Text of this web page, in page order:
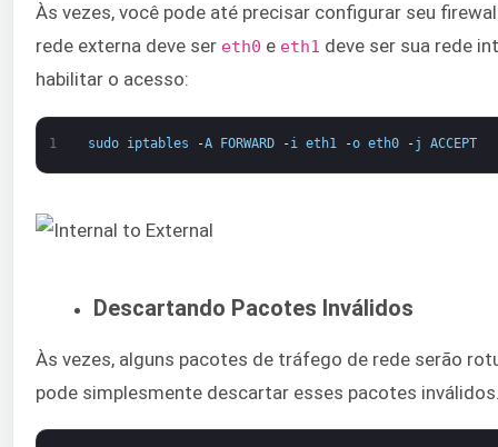
Às vezes, você pode até precisar configurar seu
rede externa deve ser ​eth0 ​ e ​ eth1 deve ser sua rede
habilitar o acesso:
1 sudo iptables -A FORWARD -i eth1 -o eth0 -j ACCEPT
Descartando Pacotes Inválidos
Às vezes, alguns pacotes de tráfego de rede serão
pode simplesmente descartar esses pacotes